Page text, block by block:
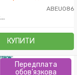
ABEU086
MOBILETRON
КУПИТИ
Передплата
обов'язкова